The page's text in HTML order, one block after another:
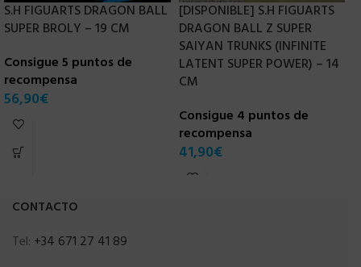
S.H FIGUARTS DRAGON BALL
SUPER BROLY – 19 CM
Consigue 5 puntos de
recompensa
56,90€
[DISPONIBLE] S.H FIGUARTS
DRAGON BALL Z SUPER
SAIYAN TRUNKS (INFINITE
LATENT SUPER POWER) – 14
CM
Consigue 4 puntos de
recompensa
41,90€
CONTACTO
Tel: +34 671 27 41 89